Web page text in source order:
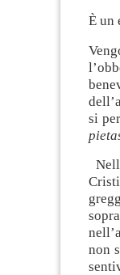
È un
si
non